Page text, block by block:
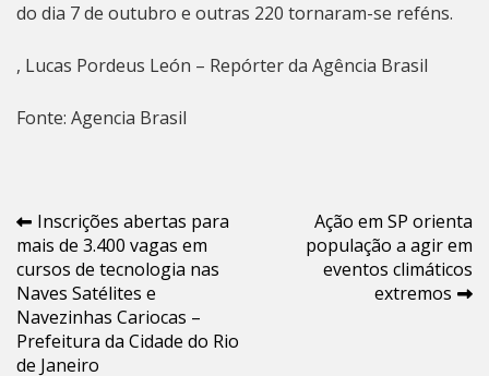
do dia 7 de outubro e outras 220 tornaram-se reféns.
, Lucas Pordeus León – Repórter da Agência Brasil
Fonte: Agencia Brasil
Navegação
de
Post
Inscrições abertas para
mais de 3.400 vagas em
cursos de tecnologia nas
Naves Satélites e
Navezinhas Cariocas –
Prefeitura da Cidade do Rio
de Janeiro
Ação em SP orienta
população a agir em
eventos climáticos
extremos